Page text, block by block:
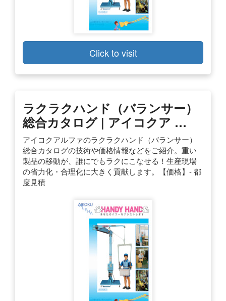
Click to visit
ラクラクハンド（バランサー）
総合カタログ | アイコクア …
アイコクアルファのラクラクハンド（バランサー）
総合カタログの技術や価格情報などをご紹介。重い
製品の移動が、誰にでもラクにこなせる！生産現場
の省力化・合理化に大きく貢献します。【価格】- 都
度見積